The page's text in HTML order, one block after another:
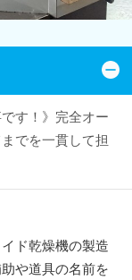
す！》完全オー
でを一貫して担
ド乾燥機の製造
や道具の名前を